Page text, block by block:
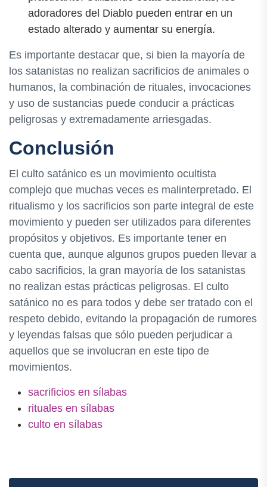
adoradores del Diablo pueden entrar en un
estado alterado y aumentar su energía.
Es importante destacar que, si bien la mayoría de
los satanistas no realizan sacrificios de animales o
humanos, la combinación de rituales, invocaciones
y uso de sustancias puede conducir a prácticas
peligrosas y extremadamente arriesgadas.
Conclusión
El culto satánico es un movimiento ocultista
complejo que muchas veces es malinterpretado. El
ritualismo y los sacrificios son parte integral de este
movimiento y pueden ser utilizados para diferentes
propósitos y objetivos. Es importante tener en
cuenta que, aunque algunos grupos pueden llevar a
cabo sacrificios, la gran mayoría de los satanistas
no realizan estas prácticas peligrosas. El culto
satánico no es para todos y debe ser tratado con el
respeto debido, evitando la propagación de rumores
y leyendas falsas que sólo pueden perjudicar a
aquellos que se involucran en este tipo de
movimientos.
sacrificios en sílabas
rituales en sílabas
culto en sílabas